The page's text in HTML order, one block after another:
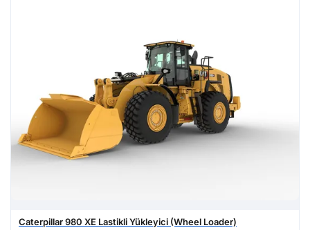
Caterpillar 980 XE Lastikli Yükleyici (Wheel Loader)